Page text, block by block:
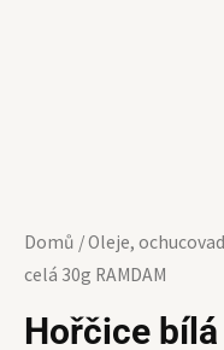
Domů /Oleje,
celá 30g RAMDAM
Hořčice